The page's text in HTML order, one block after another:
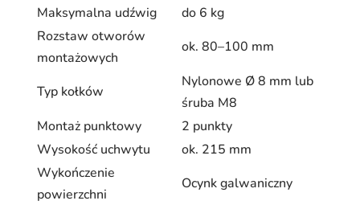
Maksymalna udźwig
do 6 kg
Rozstaw otworów
montażowych
ok. 80–100 mm
Typ kołków
Nylonowe Ø 8 mm lub
śruba M8
Montaż punktowy
2 punkty
Wysokość uchwytu
ok. 215 mm
Wykończenie
powierzchni
Ocynk galwaniczny